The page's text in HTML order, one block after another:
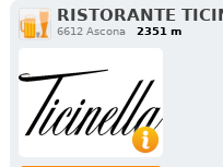
RISTORANTE
6612 Ascona 2351 m